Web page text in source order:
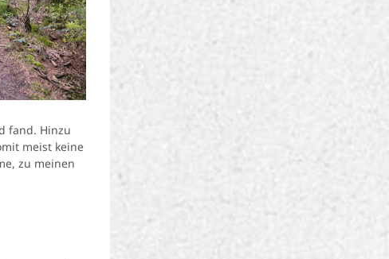
fand. Hinzu
meist keine
zu meinen